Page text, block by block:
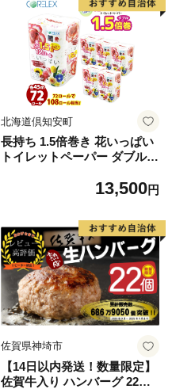
北海道倶知安町
長持ち 1.5倍巻き 花いっぱい
トイレットペーパー ダブル 4
プリント ハーブ 香り付き 日
品 備蓄 送料無料 北海道 倶知
安町 日用品
13,500円
佐賀県神埼市
【14日以内発送！数量限定】
佐賀牛入り ハンバーグ 22個